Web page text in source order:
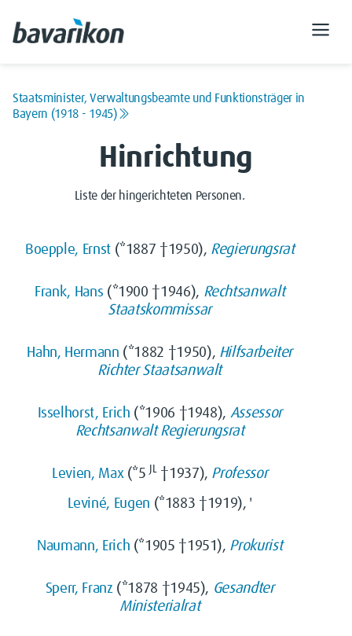
Staatsminister, Verwaltungsbeamte und Funktionsträger in
Bayern (1918 - 1945)
Hinrichtung
Liste der hingerichteten Personen.
Boepple, Ernst(*1887 †1950), Regierungsrat
Frank, Hans (*1900 †1946), Rechtsanwalt
Staatskommissar
Hahn, Hermann (*1882 †1950), Hilfsarbeiter
Richter Staatsanwalt
Isselhorst, Erich (*1906 †1948), Assessor
Rechtsanwalt Regierungsrat
Levien, Max(*5 †1937), Professor
Leviné, Eugen (*1883 †1919), '
Naumann, Erich (*1905 †1951), Prokurist
Sperr, Franz (*1878 †1945), Gesandter
Ministerialrat